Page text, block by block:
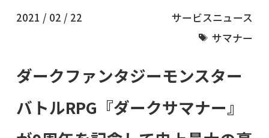
2021 / 02 / 22
サービスニュース
サマナー
ダークファンタジーモンスター
バトルRPG『ダークサマナー』